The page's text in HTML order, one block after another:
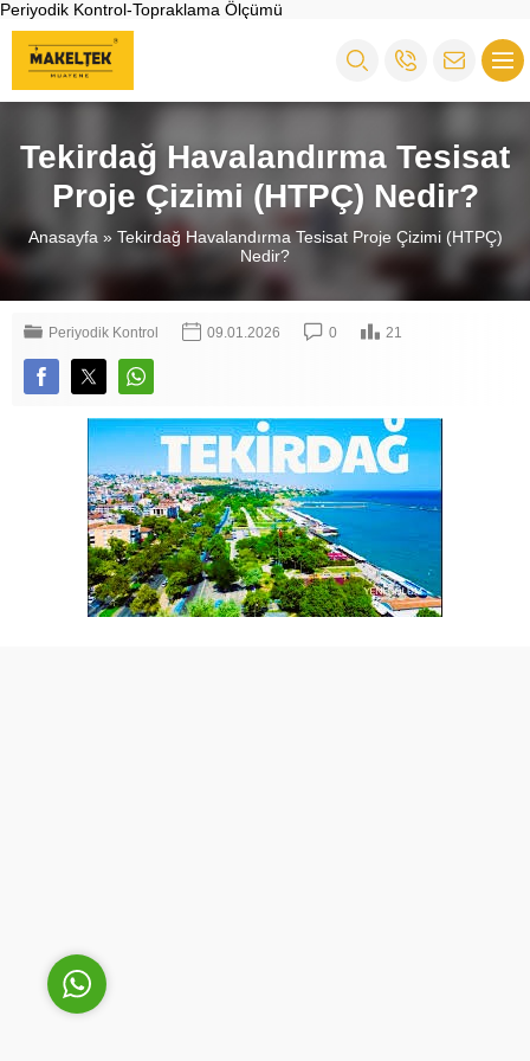
Periyodik Kontrol-Topraklama Ölçümü
Tekirdağ Havalandırma Tesisat
Proje Çizimi (HTPÇ) Nedir?
Anasayfa » Tekirdağ Havalandırma Tesisat Proje Çizimi (HTPÇ)
Nedir?
Periyodik Kontrol 09.01.2026 0 21